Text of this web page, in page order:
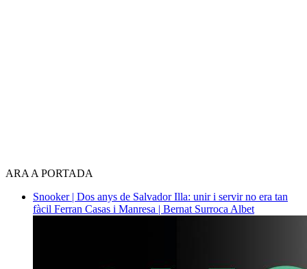
ARA A PORTADA
Snooker | Dos anys de Salvador Illa: unir i servir no era tan
fàcil Ferran Casas i Manresa | Bernat Surroca Albet